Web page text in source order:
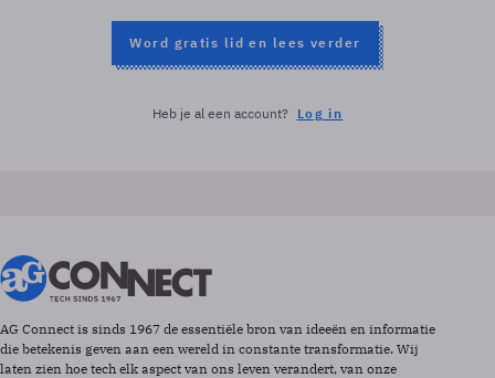
Word gratis lid en lees verder
Heb je al een account? Log in
AG Connect is sinds 1967 de essentiële bron van ideeën en informatie
die betekenis geven aan een wereld in constante transformatie. Wij
laten zien hoe tech elk aspect van ons leven verandert, van onze